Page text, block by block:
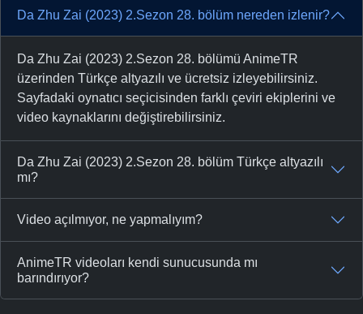
Da Zhu Zai (2023) 2.Sezon 28. bölüm nereden izlenir?
Da Zhu Zai (2023) 2.Sezon 28. bölümü AnimeTR
üzerinden Türkçe altyazılı ve ücretsiz izleyebilirsiniz.
Sayfadaki oynatıcı seçicisinden farklı çeviri ekiplerini ve
video kaynaklarını değiştirebilirsiniz.
Da Zhu Zai (2023) 2.Sezon 28. bölüm Türkçe altyazılı
mı?
Video açılmıyor, ne yapmalıyım?
AnimeTR videoları kendi sunucusunda mı
barındırıyor?